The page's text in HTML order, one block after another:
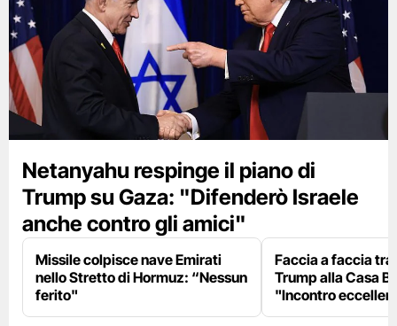
Netanyahu respinge il piano di
Trump su Gaza: "Difenderò Israele
anche contro gli amici"
Missile colpisce nave Emirati
nello Stretto di Hormuz: “Nessun
ferito"
Faccia a faccia
Trump alla Casa
"Incontro